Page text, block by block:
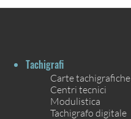
Tachigrafi
Carte tachigrafiche
Centri tecnici
Modulistica
Tachigrafo digitale